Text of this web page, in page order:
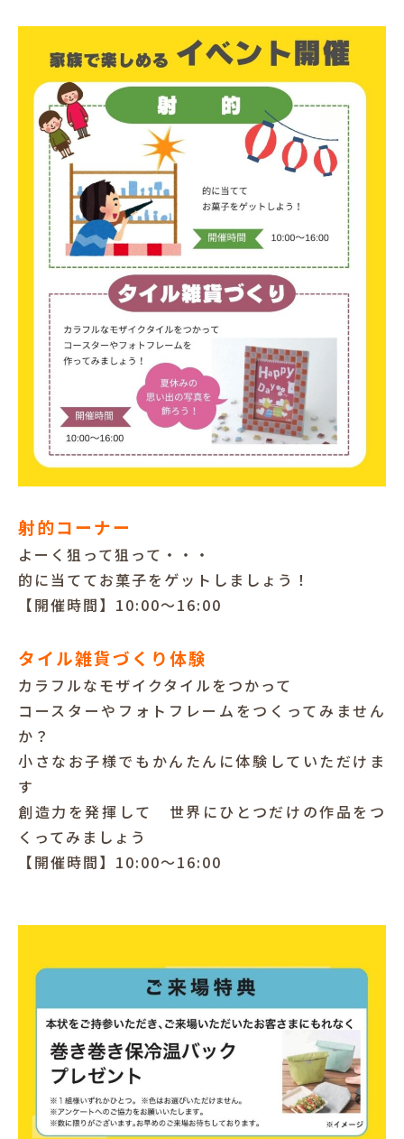
射的コーナー
よーく狙って狙って・・・
的に当ててお菓子をゲットしましょう！
【開催時間】10:00～16:00
タイル雑貨づくり体験
カラフルなモザイクタイルをつかって
コースターやフォトフレームをつくってみません
か？
小さなお子様でもかんたんに体験していただけま
す
創造力を発揮して 世界にひとつだけの作品をつ
くってみましょう
【開催時間】10:00～16:00